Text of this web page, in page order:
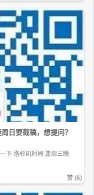
日要截稿，想提问？
下 洛杉矶时间 逢周三晚
赞 (6)